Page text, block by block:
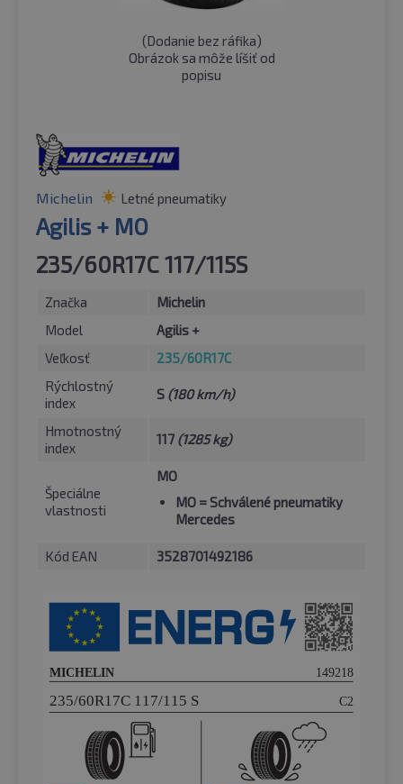
(Dodanie bez ráfika)
Obrázok sa môže líšiť od
popisu
Michelin Letné pneumatiky
Agilis + MO
235/60R17C 117/115S
Značka
Michelin
Model
Agilis +
Veľkosť
235/60R17C
Rýchlostný
index
S (180 km/h)
Hmotnostný
index
117 (1285 kg)
Špeciálne
vlastnosti
MO
MO = Schválené pneumatiky
Mercedes
Kód EAN 3528701492186